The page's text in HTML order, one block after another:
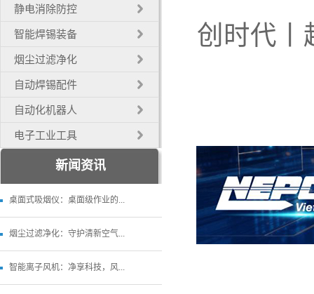
静电消除防控
智能焊锡装备
烟尘过滤净化
自动焊锡配件
自动化机器人
电子工业工具
新闻资讯
桌面式吸烟仪：桌面级作业的...
烟尘过滤净化：守护清新空气...
智能离子风机：净享科技，风...
创时代丨